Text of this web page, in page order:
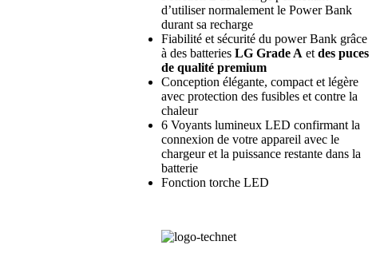
d’utiliser normalement le Power Bank
durant sa recharge
Fiabilité et sécurité du power Bank grâce
à des batteriesLG Grade A etdes puces
de qualité premium
Conception élégante, compact et légère
avec protection des fusibles et contre la
chaleur
6 Voyants lumineux LED confirmant la
connexion de votre appareil avec le
chargeur et la puissance restante dans la
batterie
Fonction torche LED